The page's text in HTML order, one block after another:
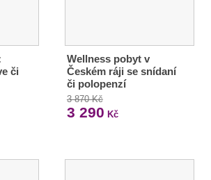
či
Wellness pobyt v
Českém ráji se snídaní
či polopenzí
3 870 Kč
3 290 Kč